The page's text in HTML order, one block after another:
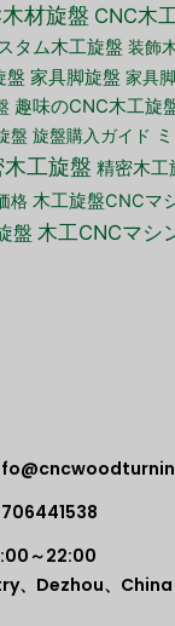
材旋盤 CNC木
タム木工旋盤 装飾
盤 家具脚旋盤 家具
趣味のCNC木工旋
盤 旋盤購入ガイド
工旋盤 精密木工
格 木工旋盤CNCマ
盤 木工CNCマシ
～22:00
、Dezhou、China